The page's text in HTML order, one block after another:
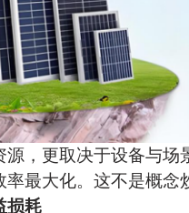
，更取决于设备与场
最大化。这不是概念
损耗